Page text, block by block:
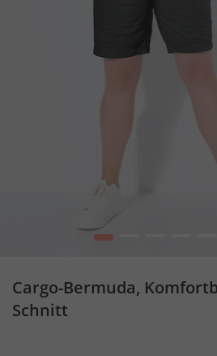
1
Cargo-Bermuda,
Schnitt